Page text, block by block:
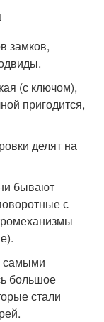
замков,
(с ключом),
пригодится,
делят на
бывают
с
самыми
большое
стали